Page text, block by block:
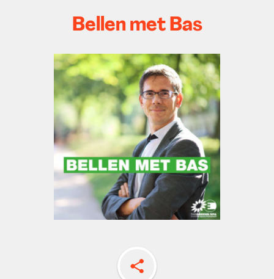
Bellen met Bas